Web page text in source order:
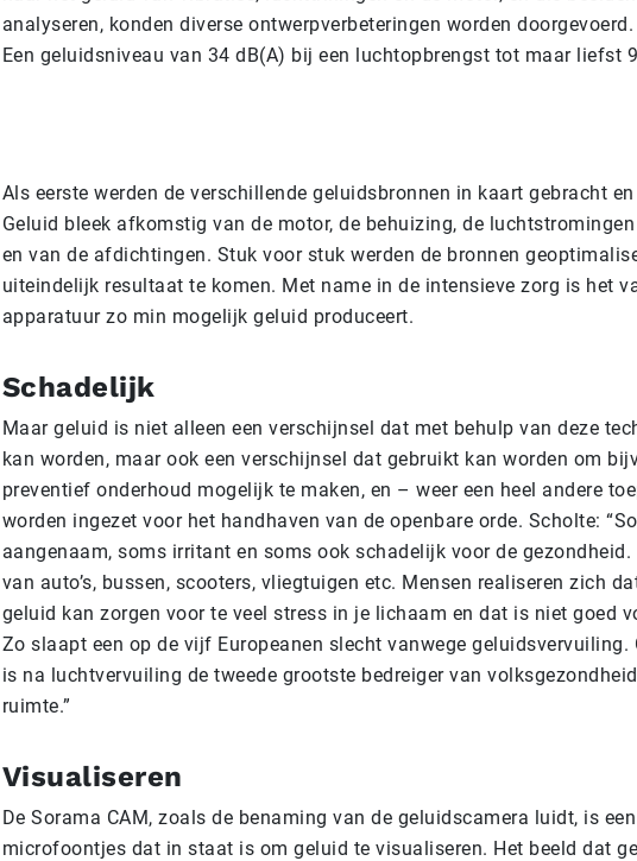
analyseren, konden diverse ontwerpverbeteringen worden
Een geluidsniveau van 34 dB(A) bij een luchtopbrengst tot maar liefst
Als eerste werden de verschillende geluidsbronnen in kaart gebracht
Geluid bleek afkomstig van de motor, de behuizing, de
en van de afdichtingen. Stuk voor stuk werden de bronnen
uiteindelijk resultaat te komen. Met name in de intensieve zorg is het
apparatuur zo min mogelijk geluid produceert.
Schadelijk
Maar geluid is niet alleen een verschijnsel dat met behulp van deze
kan worden, maar ook een verschijnsel dat gebruikt kan worden om
preventief onderhoud mogelijk te maken, en – weer een heel andere
worden ingezet voor het handhaven van de openbare orde. Scholte:
aangenaam, soms irritant en soms ook schadelijk voor de gezondheid.
van auto’s, bussen, scooters, vliegtuigen etc. Mensen realiseren zich
geluid kan zorgen voor te veel stress in je lichaam en dat is niet goed
Zo slaapt een op de vijf Europeanen slecht vanwege geluidsvervuiling.
is na luchtvervuiling de tweede grootste bedreiger van
ruimte.”
Visualiseren
De Sorama CAM, zoals de benaming van de geluidscamera luidt, is
microfoontjes dat in staat is om geluid te visualiseren. Het beeld dat